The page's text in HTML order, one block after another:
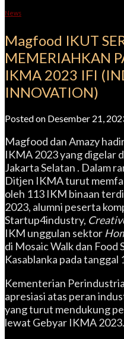
News
Magfood IKUT
MEMERIAHKAN
IKMA 2023 IFI
INNOVATION)
Posted on Desember 21,
Magfood dan Amazy
IKMA 2023 yang digelar
Jakarta Selatan . Dalam
Ditjen IKMA turut
oleh 113 IKM binaan
2023, alumni peserta
Startup4industry,
IKM unggulan sektor
di Mosaic Walk dan Food
Kasablanka pada
Kementerian
apresiasi atas peran
yang turut mendukung
lewat Gebyar IKMA